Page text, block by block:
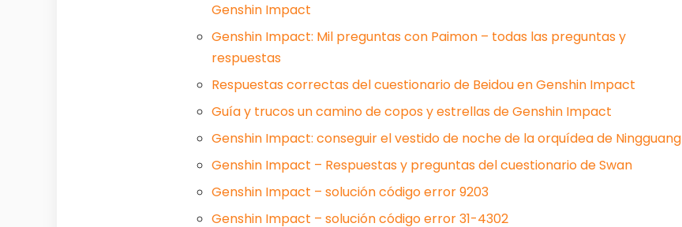
Genshin Impact
Genshin Impact: Mil preguntas con Paimon – todas las preguntas y
respuestas
Respuestas correctas del cuestionario de Beidou en Genshin Impact
Guía y trucos un camino de copos y estrellas de Genshin Impact
Genshin Impact: conseguir el vestido de noche de la orquídea de Ningguang
Genshin Impact – Respuestas y preguntas del cuestionario de Swan
Genshin Impact – solución código error 9203
Genshin Impact – solución código error 31-4302